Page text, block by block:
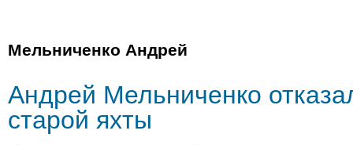
Мельниченко Андрей
Андрей Мельниченко
старой яхты